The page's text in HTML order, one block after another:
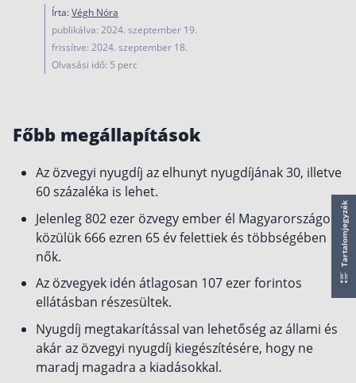
Nyugdíjbiztosítás vagy NYESZ? Melyik a jobb?
Melyik a legolcsóbb nyugdíjbiztosítás?
KATA Nyugdíj: így használd ki az
Nyugdíjbiztosítás hozamok
Nyugdíjbiztosítás költségek
Életbiztosítások
Csoportos életbiztosítás
Kockázati életbiztosítás 🛡
Euróalapú megtakarításos életbiztosítás
Megtakarítással kombinált életbiztosítás
Írta:Végh Nóra
publikálva: 2024. szeptember 19.
frissítve: 2024. szeptember 18.
Olvasási idő: 5 perc
Főbb megállapítások
Az özvegyi nyugdíj az elhunyt nyugdíjának 30, illetve
60 százaléka is lehet.
Jelenleg 802 ezer özvegy ember él Magyarországon,
közülük 666 ezren 65 év felettiek és többségében
nők.
Az özvegyek idén átlagosan 107 ezer forintos
ellátásban részesültek.
Nyugdíj megtakarítással van lehetőség az állami és
akár az özvegyi nyugdíj kiegészítésére, hogy ne
maradj magadra a kiadásokkal.
Tartalomjegyzék